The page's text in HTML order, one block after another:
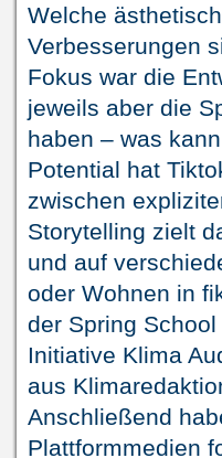
Welche
Verbesserungen
Fokus war die
jeweils aber die
haben – was
Potential hat
zwischen
Storytelling zielt
und auf
oder Wohnen in
der Spring
Initiative Klima
aus
Anschließend
Plattformmedien